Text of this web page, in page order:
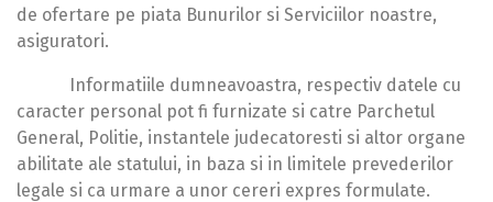
de ofertare pe piata Bunurilor si Serviciilor noastre,
asiguratori.
Informatiile dumneavoastra, respectiv datele cu
caracter personal pot fi furnizate si catre Parchetul
General, Politie, instantele judecatoresti si altor organe
abilitate ale statului, in baza si in limitele prevederilor
legale si ca urmare a unor cereri expres formulate.